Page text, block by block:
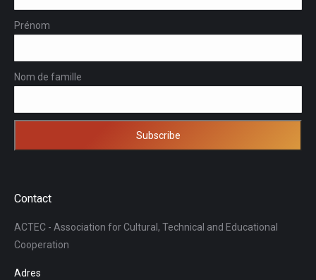
Prénom
Nom de famille
Contact
ACTEC - Association for Cultural, Technical and Educational
Cooperation
Adres